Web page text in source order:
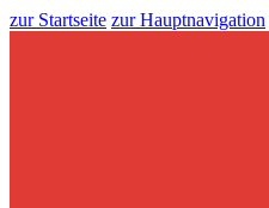
zur Startseite zur Hauptnavigation